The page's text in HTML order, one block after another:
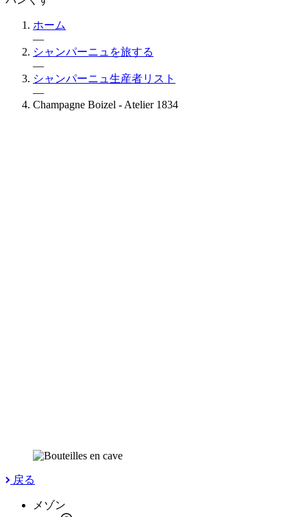
ホーム
—
シャンパーニュを旅する
—
シャンパーニュ生産者リスト
—
Champagne Boizel - Atelier 1834
戻る
メゾン